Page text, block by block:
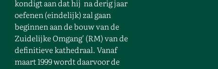
kondigt aan dat hij na derig jaar
oefenen (eindelijk) zal gaan
beginnen aan de bouw van de
Zuidelijke Omgang' (RM) van de
definitieve kathedraal. Vanaf
maart 1999 wordt daarvoor de